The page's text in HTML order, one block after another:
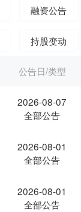
融资公告
持股变动
公告日/类型
2026-08-07
全部公告
2026-08-01
全部公告
2026-08-01
全部公告